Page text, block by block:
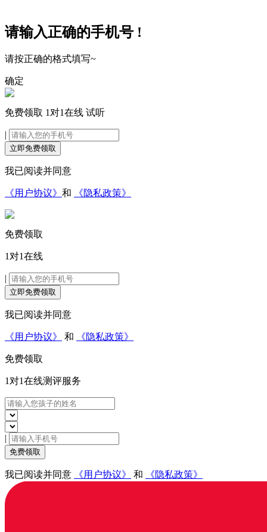
请输入正确的手机号 !
请按正确的格式填写~
确定
免费领取 1对1在线 试听
|
立即免费领取
我已阅读并同意
《用户协议》 和 《隐私政策》
免费领取
1对1在线
|
立即免费领取
我已阅读并同意
《用户协议》 和 《隐私政策》
免费领取
1对1在线测评服务
|
免费领取
我已阅读并同意 《用户协议》 和 《隐私政策》